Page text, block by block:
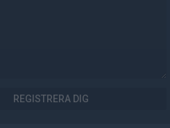
REGISTRERA DIG